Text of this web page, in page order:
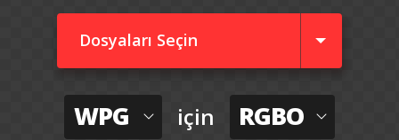
Dosyaları Seçin
WPG için RGBO